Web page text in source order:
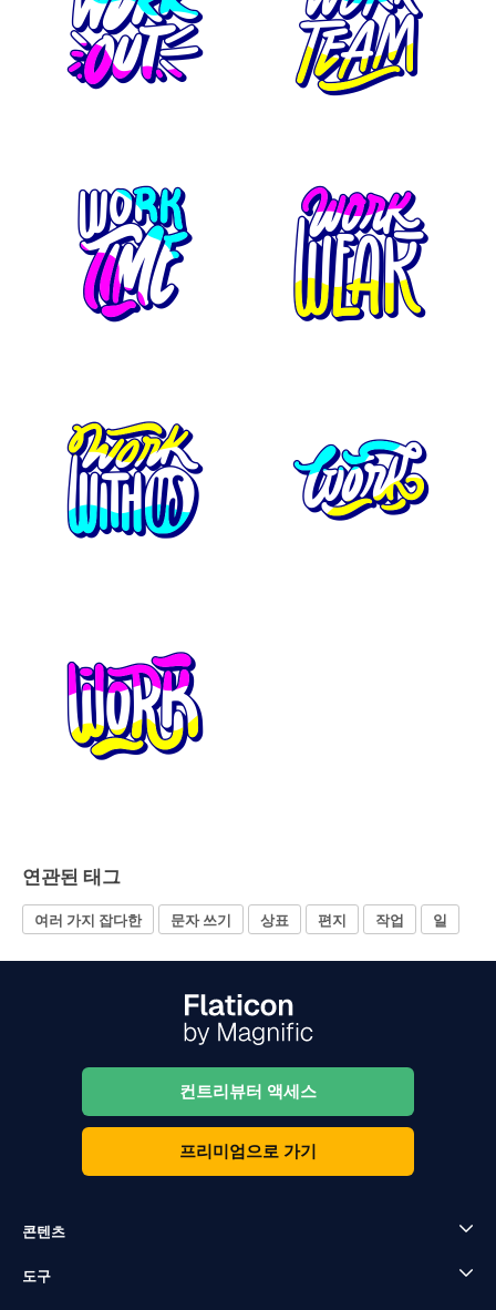
연관된 태그
여러 가지 잡다한 문자 쓰기 상표 편지 작업 일
컨트리뷰터 액세스
프리미엄으로 가기
콘텐츠
도구